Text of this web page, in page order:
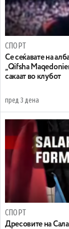
СПОРТ
Се сеќавате на
„Qifsha
сакаат во клубот
пред 3 дена
СПОРТ
Дресовите на